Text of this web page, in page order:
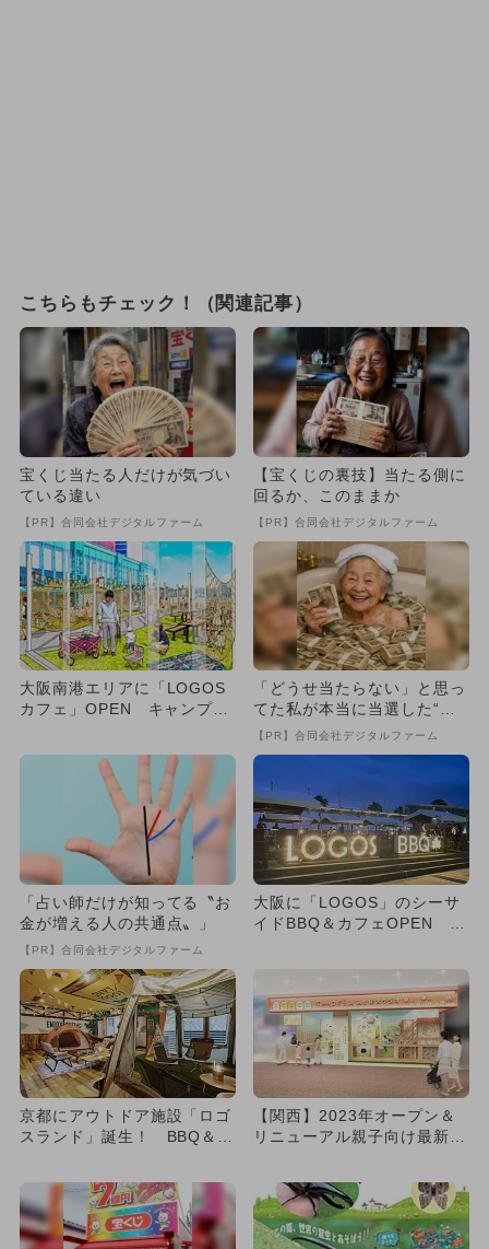
こちらもチェック！（関連記事）
宝くじ当たる人だけが気づい
ている違い
【PR】合同会社デジタルファーム
【宝くじの裏技】当たる側に
回るか、このままか
【PR】合同会社デジタルファーム
大阪南港エリアに「LOGOS
カフェ」OPEN キャンプ気
「どうせ当たらない」と思っ
てた私が本当に当選した“買
い方”がこれ
【PR】合同会社デジタルファーム
「占い師だけが知ってる〝お
金が増える人の共通点〟」
【PR】合同会社デジタルファーム
大阪に「LOGOS」のシーサ
イドBBQ＆カフェOPEN キ
京都にアウトドア施設「ロゴ
スランド」誕生！ BBQ＆宿
【関西】2023年オープン＆
リニューアル親子向け最新ス